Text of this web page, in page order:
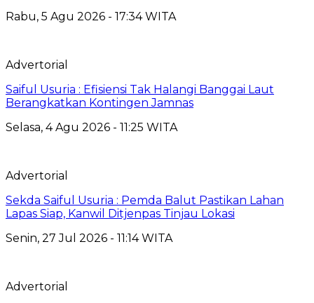
Rabu, 5 Agu 2026 - 17:34 WITA
Advertorial
Saiful Usuria : Efisiensi Tak Halangi Banggai Laut
Berangkatkan Kontingen Jamnas
Selasa, 4 Agu 2026 - 11:25 WITA
Advertorial
Sekda Saiful Usuria : Pemda Balut Pastikan Lahan
Lapas Siap, Kanwil Ditjenpas Tinjau Lokasi
Senin, 27 Jul 2026 - 11:14 WITA
Advertorial